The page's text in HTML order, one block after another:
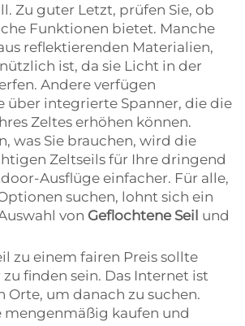
Zu guter Letzt, prüfen Sie, ob
Funktionen bietet. Manche
reflektierenden Materialien,
ist, da sie Licht in der
Andere verfügen
über integrierte Spanner, die die
Zeltes erhöhen können.
was Sie brauchen, wird die
Zeltseils für Ihre dringend
Ausflüge einfacher. Für alle,
suchen, lohnt sich ein
von Geflochtene Seil und
zu einem fairen Preis sollte
finden sein. Das Internet ist
Orte, um danach zu suchen.
mengenmäßig kaufen und